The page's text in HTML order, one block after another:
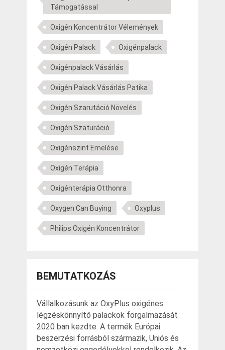
Támogatással
Oxigén Koncentrátor Vélemények
Oxigén Palack Oxigénpalack
Oxigénpalack Vásárlás
Oxigén Palack Vásárlás Patika
Oxigén Szarutáció Növelés
Oxigén Szaturáció
Oxigénszint Emelése
Oxigén Terápia
Oxigénterápia Otthonra
Oxygen Can Buying Oxyplus
Philips Oxigén Koncentrátor
BEMUTATKOZÁS
Vállalkozásunk az OxyPlus oxigénes
légzéskönnyítő palackok forgalmazását
2020 ban kezdte. A termék Európai
beszerzési forrásból származik, Uniós és